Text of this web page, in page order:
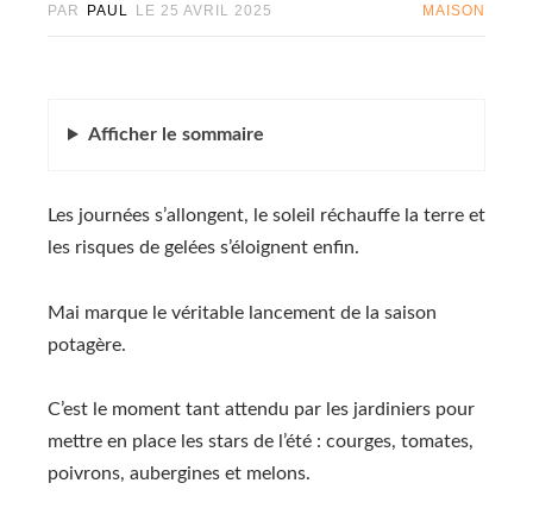
PAR PAUL LE 25 AVRIL 2025 MAISON
Afficher le sommaire
Les journées s’allongent, le soleil réchauffe la terre et
les risques de gelées s’éloignent enfin.
Mai marque le véritable lancement de la saison
potagère.
C’est le moment tant attendu par les jardiniers pour
mettre en place les stars de l’été : courges, tomates,
poivrons, aubergines et melons.